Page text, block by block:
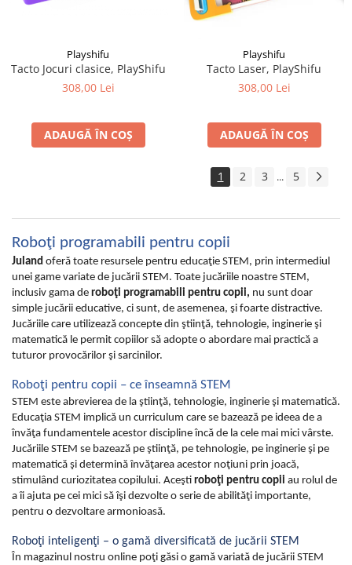
Playshifu
Tacto Jocuri clasice, PlayShifu
308,00 Lei
ADAUGĂ ÎN COȘ
Playshifu
Tacto Laser, PlayShifu
308,00 Lei
ADAUGĂ ÎN COȘ
1 2 3 ... 5
Roboţi programabili pentru copii
Juland oferă toate resursele pentru educaţie STEM, prin intermediul
unei game variate de jucării STEM. Toate jucăriile noastre STEM,
inclusiv gama de roboţi programabili pentru copii, nu sunt doar
simple jucării educative, ci sunt, de asemenea, şi foarte distractive.
Jucăriile care utilizează concepte din ştiinţă, tehnologie, inginerie şi
matematică le permit copiilor să adopte o abordare mai practică a
tuturor provocărilor şi sarcinilor.
Roboţi pentru copii – ce înseamnă STEM
STEM este abrevierea de la ştiinţă, tehnologie, inginerie şi matematică.
Educaţia STEM implică un curriculum care se bazează pe ideea de a
învăţa fundamentele acestor discipline încă de la cele mai mici vârste.
Jucăriile STEM se bazează pe ştiinţă, pe tehnologie, pe inginerie şi pe
matematică şi determină învăţarea acestor noţiuni prin joacă,
stimulând curiozitatea copilului. Aceşti roboţi pentru copii au rolul de
a îi ajuta pe cei mici să îşi dezvolte o serie de abilităţi importante,
pentru o dezvoltare armonioasă.
Roboţi inteligenţi – o gamă diversificată de jucării STEM
În magazinul nostru online poţi găsi o gamă variată de jucării STEM